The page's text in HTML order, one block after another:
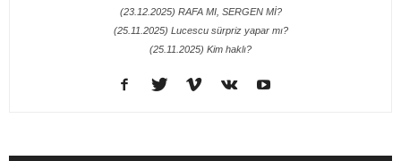
(23.12.2025) RAFA MI, SERGEN Mİ?
(25.11.2025) Lucescu sürpriz yapar mı?
(25.11.2025) Kim haklı?